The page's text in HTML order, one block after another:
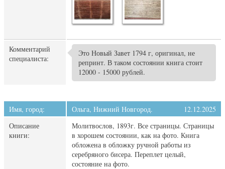
Комментарий
специалиста:
Это Новый Завет 1794 г, оригинал, не
репринт. В таком состоянии книга стоит
12000 - 15000 рублей.
Имя, город: Ольга, Нижний Новгород.
12.12.2025
Описание
книги:
Молитвослов, 1893г. Все страницы. Страницы
в хорошем состоянии, как на фото. Книга
обложена в обложку ручной работы из
серебряного бисера. Переплет целый,
состояние на фото.